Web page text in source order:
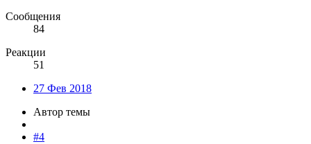
Сообщения
84
Реакции
51
27 Фев 2018
Автор темы
#4